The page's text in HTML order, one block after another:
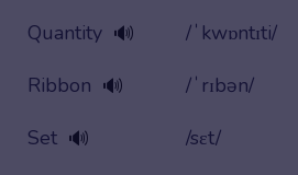
Quantity 🔊 /ˈkwɒntɪti/
Ribbon 🔊 /ˈrɪbən/
Set 🔊 /sɛt/